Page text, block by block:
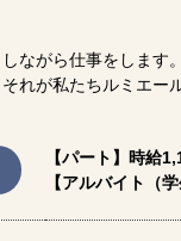
ながら仕事をします
れが私たちルミエー
【パート】時給
【アルバイト（